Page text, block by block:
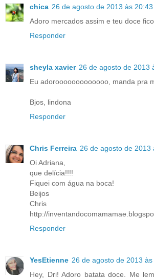
chica 26 de agosto de 2013 às 20:43
Adoro mercados assim e teu doce
Responder
sheyla xavier 26 de agosto de 2013
Eu adorooooooooooooo, manda pra
Bjos, lindona
Responder
Chris Ferreira 26 de agosto de 2013
Oi Adriana,
que delícia!!!!
Fiquei com água na boca!
Beijos
Chris
http://
Responder
YesEtienne 26 de agosto de 2013 às
Hey, Dri! Adoro batata doce. Me